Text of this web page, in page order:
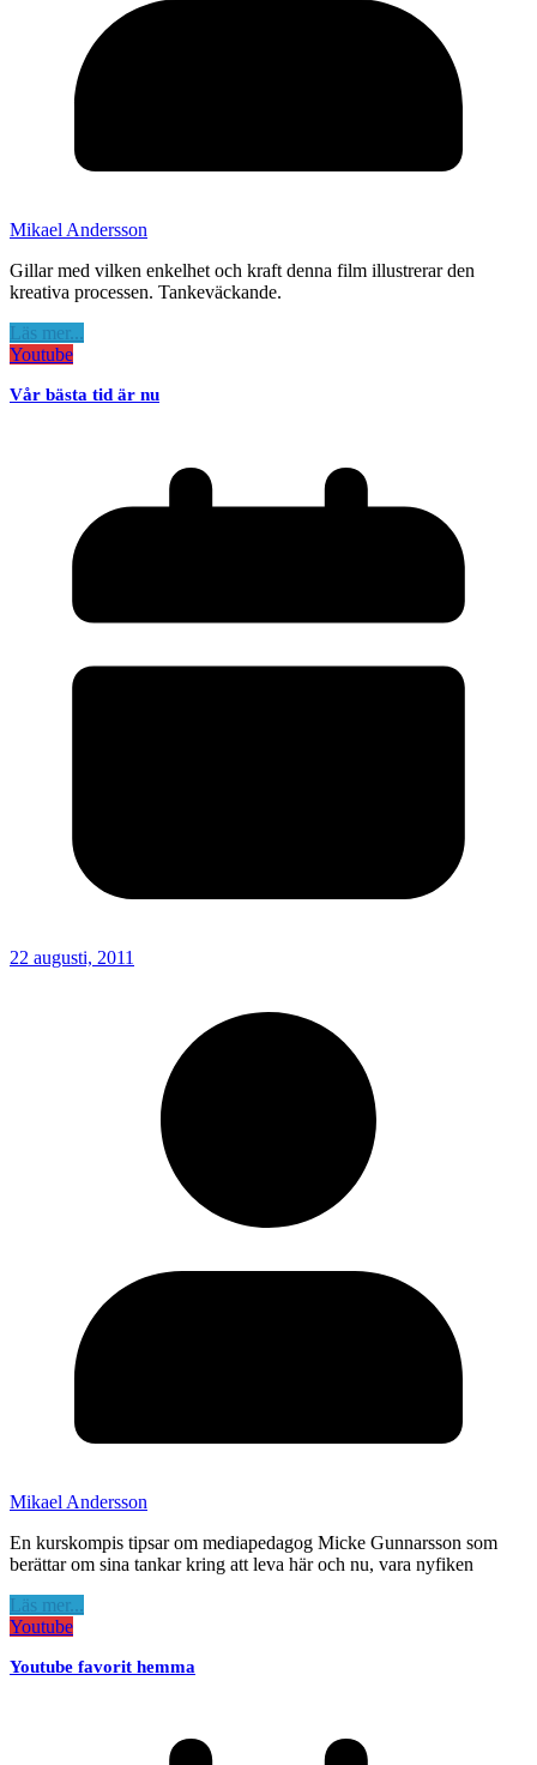
Mikael Andersson
Gillar med vilken enkelhet och kraft denna film illustrerar den
kreativa processen. Tankeväckande.
Läs mer...
Youtube
Vår bästa tid är nu
22 augusti, 2011
Mikael Andersson
En kurskompis tipsar om mediapedagog Micke Gunnarsson som
berättar om sina tankar kring att leva här och nu, vara nyfiken
Läs mer...
Youtube
Youtube favorit hemma